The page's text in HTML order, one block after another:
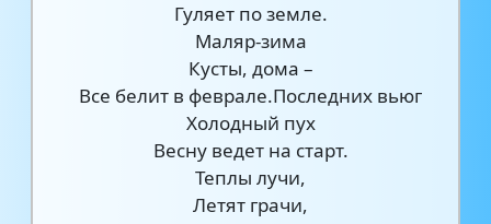
Гуляет по земле.
Маляр-зима
Кусты, дома –
Все белит в феврале.Последних вьюг
Холодный пух
Весну ведет на старт.
Теплы лучи,
Летят грачи,